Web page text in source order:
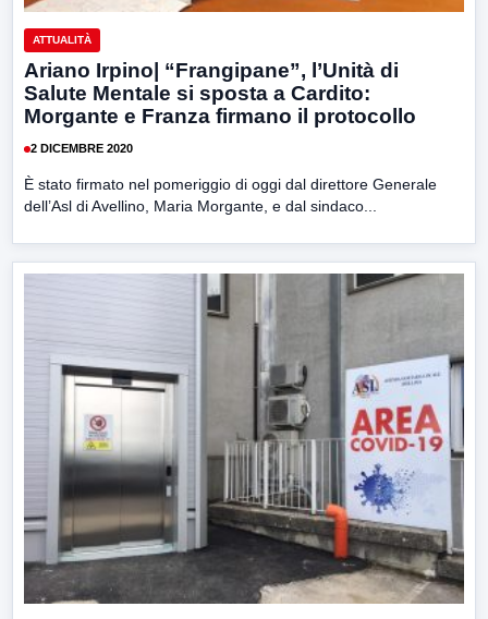
ATTUALITÀ
Ariano Irpino| “Frangipane”, l’Unità di
Salute Mentale si sposta a Cardito:
Morgante e Franza firmano il protocollo
2 DICEMBRE 2020
È stato firmato nel pomeriggio di oggi dal direttore Generale
dell’Asl di Avellino, Maria Morgante, e dal sindaco...